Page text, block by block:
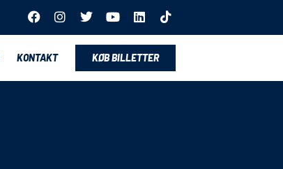
KONTAKT KØB BILLETTER